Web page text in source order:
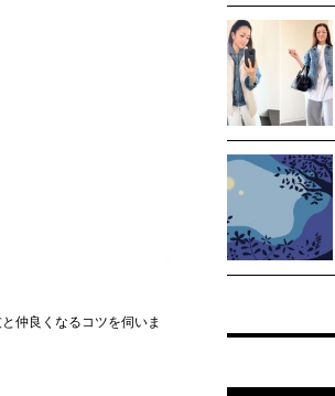
仲良くなるコツを伺いま